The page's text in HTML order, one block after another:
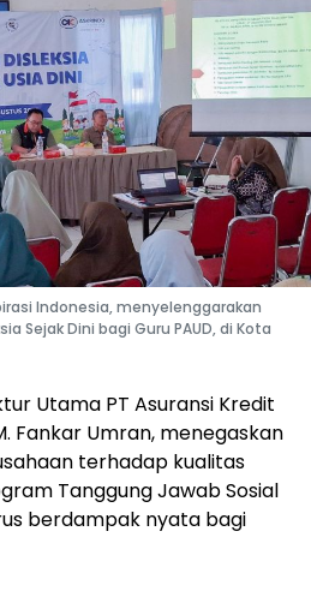
Indonesia, menyelenggarakan
Sejak Dini bagi Guru PAUD, di Kota
Utama PT Asuransi Kredit
Fankar Umran, menegaskan
terhadap kualitas
Tanggung Jawab Sosial
berdampak nyata bagi